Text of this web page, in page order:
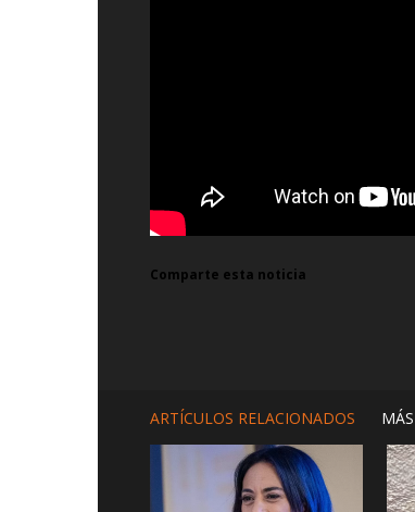
Comparte esta noticia
ARTÍCULOS RELACIONADOS